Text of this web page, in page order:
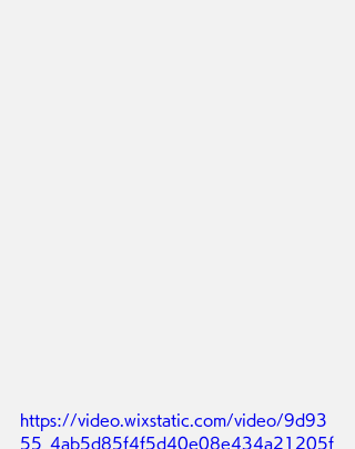
https://video.wixstatic.com/video/9d93
55_4ab5d85f4f5d40e08e434a21205f